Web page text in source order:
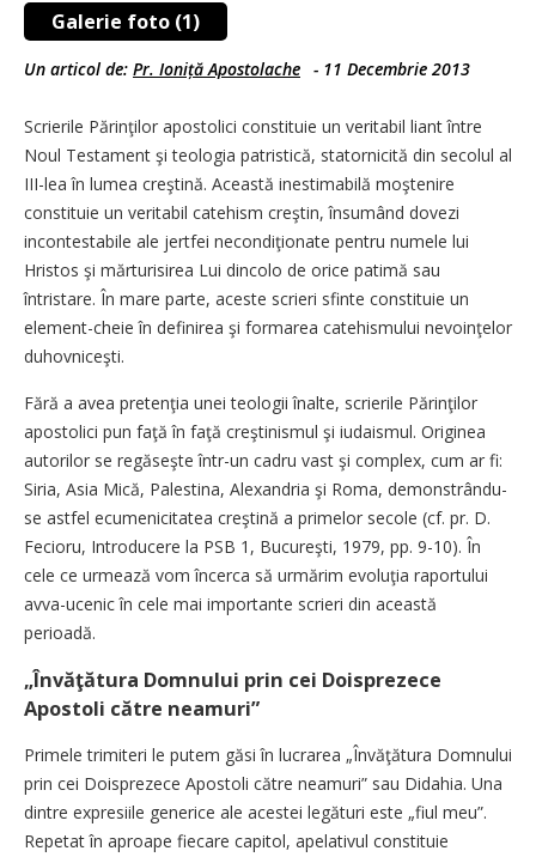
Galerie foto (1)
Un articol de: Pr. Ioniță Apostolache - 11 Decembrie 2013
Scrierile Părinţilor apostolici constituie un veritabil liant între
Noul Testament şi teologia patristică, statornicită din secolul al
III-lea în lumea creştină. Această inestimabilă moştenire
constituie un veritabil catehism creştin, însumând dovezi
incontestabile ale jertfei necondiţionate pentru numele lui
Hristos şi mărturisirea Lui dincolo de orice patimă sau
întristare. În mare parte, aceste scrieri sfinte constituie un
element-cheie în definirea şi formarea catehismului nevoinţelor
duhovniceşti.
Fără a avea pretenţia unei teologii înalte, scrierile Părinţilor
apostolici pun faţă în faţă creştinismul şi iudaismul. Originea
autorilor se regăseşte într-un cadru vast şi complex, cum ar fi:
Siria, Asia Mică, Palestina, Alexandria şi Roma, demonstrându-
se astfel ecumenicitatea creştină a primelor secole (cf. pr. D.
Fecioru, Introducere la PSB 1, Bucureşti, 1979, pp. 9-10). În
cele ce urmează vom încerca să urmărim evoluţia raportului
avva-ucenic în cele mai importante scrieri din această
perioadă.
„Învăţătura Domnului prin cei Doisprezece
Apostoli către neamuri”
Primele trimiteri le putem găsi în lucrarea „Învăţătura Domnului
prin cei Doisprezece Apostoli către neamuri” sau Didahia. Una
dintre expresiile generice ale acestei legături este „fiul meu”.
Repetat în aproape fiecare capitol, apelativul constituie